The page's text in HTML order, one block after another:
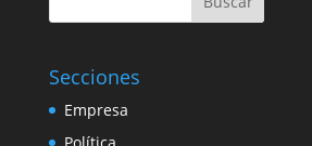
Secciones
Empresa